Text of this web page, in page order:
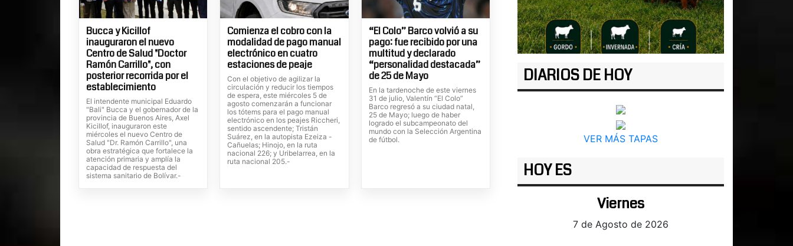
Bucca y Kicillof
inauguraron el nuevo
Centro de Salud "Doctor
Ramón Carrillo", con
posterior recorrida por el
establecimiento
El intendente municipal Eduardo
"Bali" Bucca y el gobernador de la
provincia de Buenos Aires, Axel
Kicillof, inauguraron este
miércoles el nuevo Centro de
Salud "Dr. Ramón Carrillo", una
obra estratégica que fortalece la
atención primaria y amplía la
capacidad de respuesta del
sistema sanitario de Bolívar.-
Comienza el cobro con la
modalidad de pago manual
electrónico en cuatro
estaciones de peaje
Con el objetivo de agilizar la
circulación y reducir los tiempos
de espera, este miércoles 5 de
agosto comenzarán a funcionar
los tótems para el pago manual
electrónico en los peajes Riccheri,
sentido ascendente; Tristán
Suárez, en la autopista Ezeiza -
Cañuelas; Hinojo, en la ruta
nacional 226; y Uribelarrea, en la
ruta nacional 205.-
“El Colo” Barco volvió a su
pago: fue recibido por una
multitud y declarado
“personalidad destacada”
de 25 de Mayo
En la tardenoche de este viernes
31 de julio, Valentín “El Colo”
Barco regresó a su ciudad natal,
25 de Mayo; luego de haber
logrado el subcampeonato del
mundo con la Selección Argentina
de fútbol.
DIARIOS DE HOY
VER MÁS TAPAS
HOY ES
Viernes
7 de Agosto de 2026